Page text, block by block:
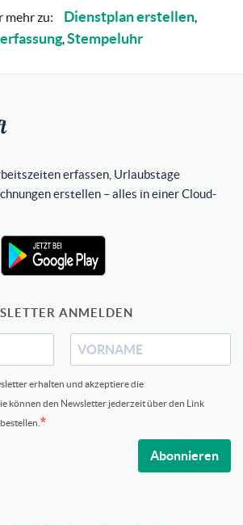
mehr zu: Dienstplan erstellen,
,Stempeluhr
erfassen, Urlaubstage
erstellen – alles in einer Cloud-
ANMELDEN
erhalten und akzeptiere die
können den Newsletter jederzeit über den Link
Abonnieren